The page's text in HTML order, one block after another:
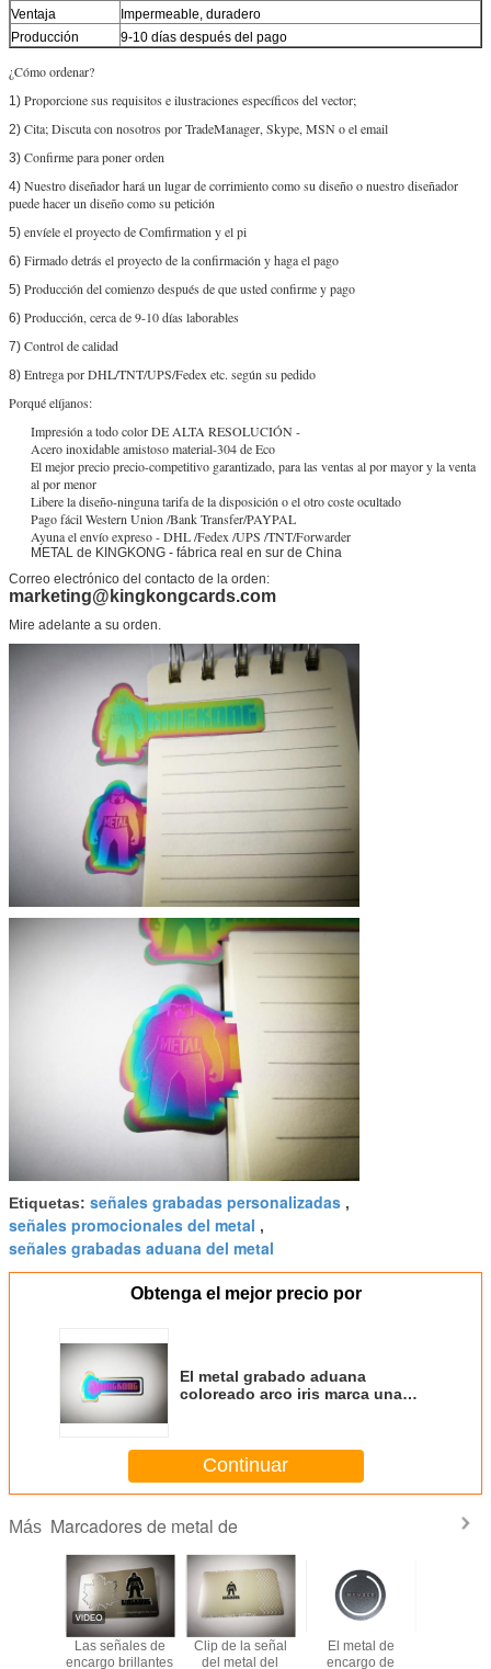
Ventaja
Impermeable, duradero
Producción
9-10 días después del pago
¿Cómo ordenar?
1) Proporcione sus requisitos e ilustraciones específicos del vector;
2) Cita; Discuta con nosotros por TradeManager, Skype, MSN o el email
3) Confirme para poner orden
4) Nuestro diseñador hará un lugar de corrimiento como su diseño o nuestro diseñador
puede hacer un diseño como su petición
5) envíele el proyecto de Comfirmation y el pi
6) Firmado detrás el proyecto de la confirmación y haga el pago
5) Producción del comienzo después de que usted confirme y pago
6) Producción, cerca de 9-10 días laborables
7) Control de calidad
8) Entrega por DHL/TNT/UPS/Fedex etc. según su pedido
Porqué elíjanos:
Impresión a todo color DE ALTA RESOLUCIÓN -
Acero inoxidable amistoso material-304 de Eco
El mejor precio precio-competitivo garantizado, para las ventas al por mayor y la venta
al por menor
Libere la diseño-ninguna tarifa de la disposición o el otro coste ocultado
Pago fácil Western Union /Bank Transfer/PAYPAL
Ayuna el envío expreso - DHL /Fedex /UPS /TNT/Forwarder
METAL de KINGKONG - fábrica real en sur de China
Correo electrónico del contacto de la orden:
marketing@kingkongcards.com
Mire adelante a su orden.
Etiquetas: señales grabadas personalizadas ,
señales promocionales del metal ,
señales grabadas aduana del metal
Obtenga el mejor precio por
El metal grabado aduana
coloreado arco iris marca una
Continuar
Más Marcadores de metal de
Las señales de
encargo brillantes
Clip de la señal
del metal del
El metal de
encargo de